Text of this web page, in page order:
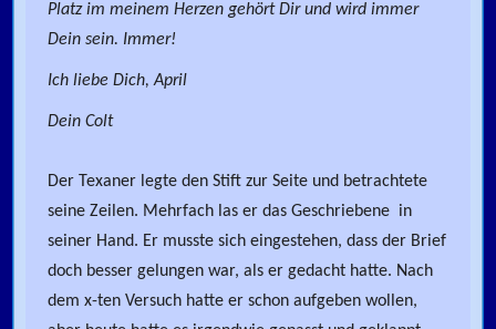
Platz im meinem Herzen gehört Dir und wird immer
Dein sein. Immer!
Ich liebe Dich, April
Dein Colt
Der Texaner legte den Stift zur Seite und betrachtete
seine Zeilen. Mehrfach las er das Geschriebene in
seiner Hand. Er musste sich eingestehen, dass der Brief
doch besser gelungen war, als er gedacht hatte. Nach
dem x-ten Versuch hatte er schon aufgeben wollen,